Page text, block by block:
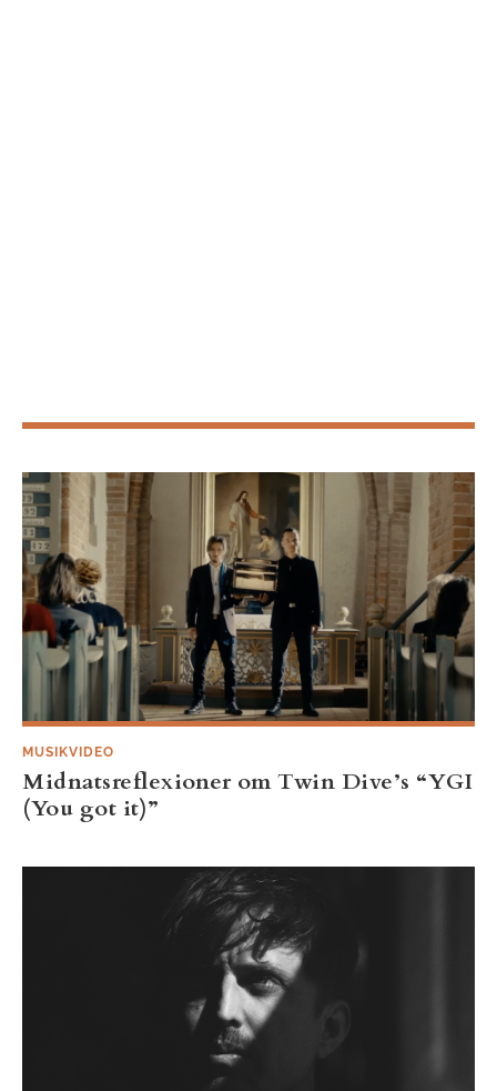
Midnatsreflexioner om Twin Dive’s “YGI
(You got it)”
MUSIKVIDEO